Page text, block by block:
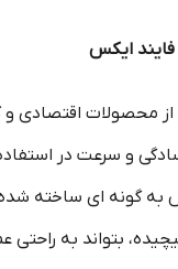
ایکس
و سرعت در
به گونه ای ساخته
بتواند به راحتی